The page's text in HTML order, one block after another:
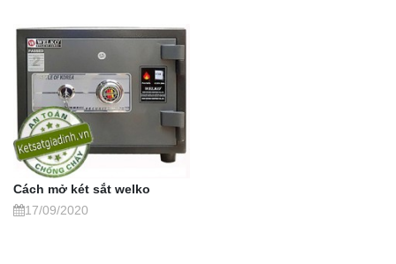
Cách mở két sắt welko
17/09/2020